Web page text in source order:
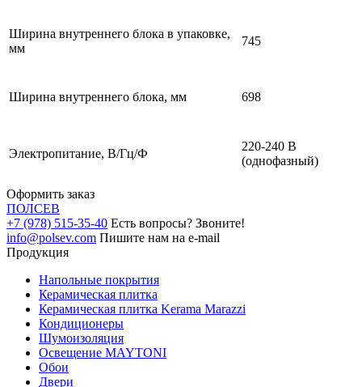
Ширина внутреннего блока в упаковке,
мм
745
Ширина внутреннего блока, мм 698
Электропитание, В/Гц/Ф
220-240 В
(однофазный)
Оформить заказ
ПОЛСЕВ
+7 (978) 515-35-40 Есть вопросы? Звоните!
info@polsev.com Пишите нам на e-mail
Продукция
Напольные покрытия
Керамическая плитка
Керамическая плитка Kerama Marazzi
Кондиционеры
Шумоизоляция
Освещение MAYTONI
Обои
Двери